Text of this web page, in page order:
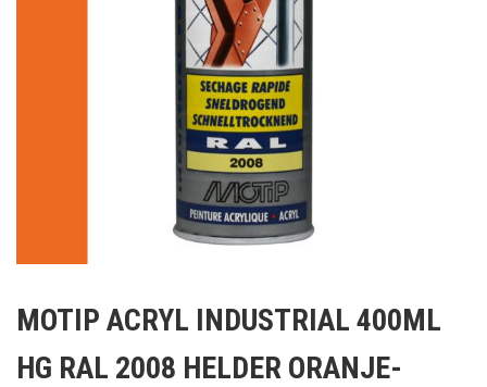
het
van
MOTIP ACRYL INDUSTRIAL 400ML
HG RAL 2008 HELDER ORANJE-